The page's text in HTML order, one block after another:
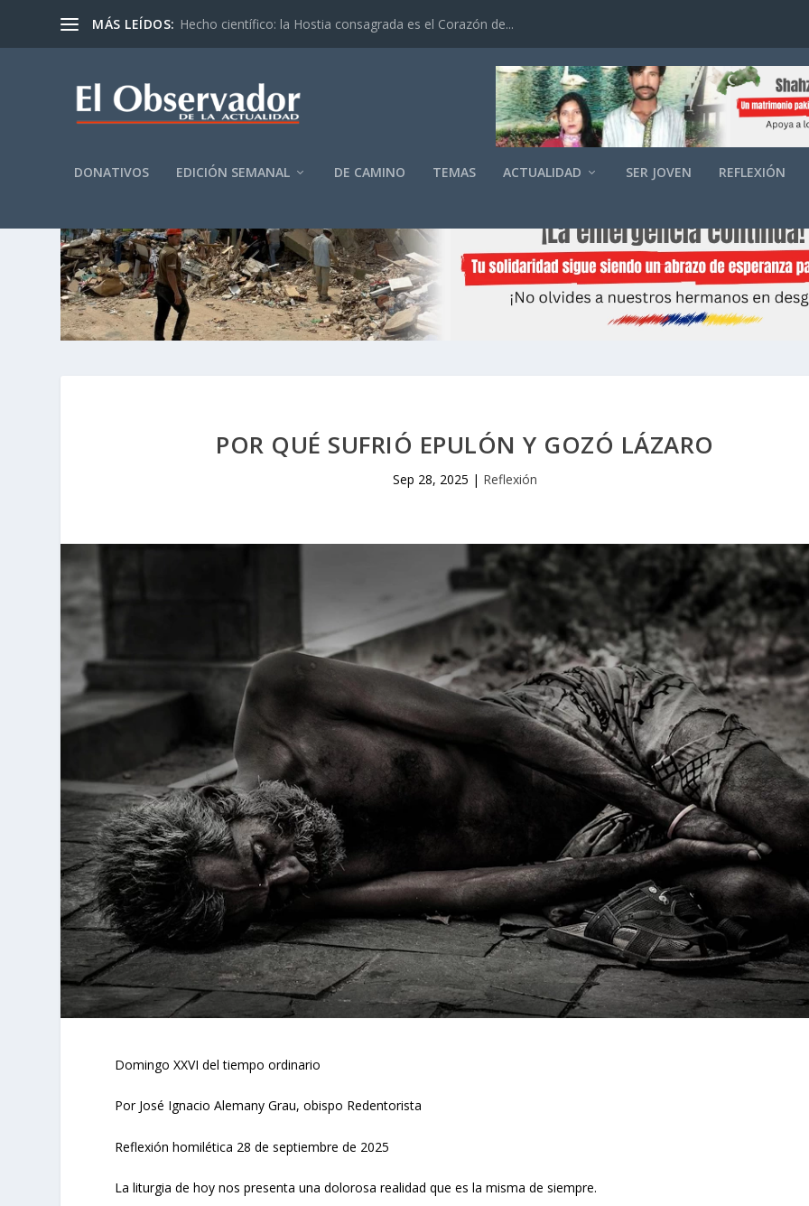
MÁS LEÍDOS: Hecho científico: la Hostia consagrada es el Corazón de...
DONATIVOS EDICIÓN SEMANAL DE CAMINO TEMAS ACTUALIDAD SER JOVEN REFLEXIÓN
POR QUÉ SUFRIÓ EPULÓN Y GOZÓ LÁZARO
Sep 28, 2025 | Reflexión
Domingo XXVI del tiempo ordinario
Por José Ignacio Alemany Grau, obispo Redentorista
Reflexión homilética 28 de septiembre de 2025
La liturgia de hoy nos presenta una dolorosa realidad que es la misma de siempre.